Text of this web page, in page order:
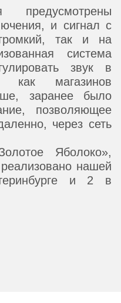
и сигнал с
так и на
система
звук в
магазинов
заранее было
позволяющее
через сеть
Яболоко»,
нашей
и 2 в